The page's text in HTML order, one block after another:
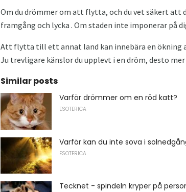
Om du drömmer om att flytta, och du vet säkert att
framgång och lycka . Om staden inte imponerar på
Att flytta till ett annat land kan innebära en ökning
Ju trevligare känslor du upplevt i en dröm, desto
Similar posts
Varför drömmer om en röd katt?
ESOTERICA
Varför kan du inte sova i
ESOTERICA
Tecknet - spindeln kryper på